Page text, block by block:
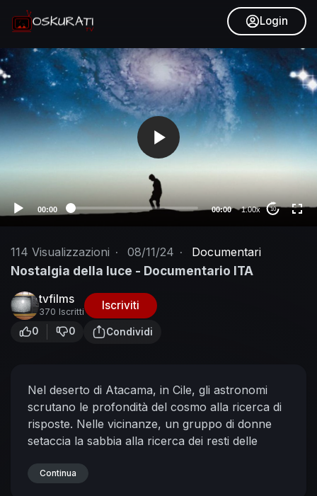
Login
V
i
e
o
P
e
00:00 00:00 1.00x 10
114 Visualizzazioni · 08/11/24 · Documentari
Nostalgia della luce - Documentario ITA
tvfilms
370 Iscritti Iscriviti
0 0 Condividi
Nel deserto di Atacama, in Cile, gli astronomi
scrutano le profondità del cosmo alla ricerca di
risposte. Nelle vicinanze, un gruppo di donne
setaccia la sabbia alla ricerca dei resti delle
Continua